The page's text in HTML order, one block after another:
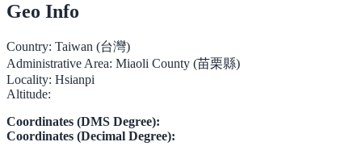
Geo Info
Country: Taiwan (台灣)
Administrative Area: Miaoli County (苗栗縣)
Locality: Hsianpi
Altitude:
Coordinates (DMS Degree):
Coordinates (Decimal Degree):